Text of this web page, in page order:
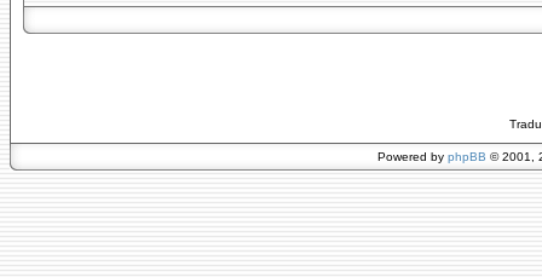
Powered by phpBB © 2001,